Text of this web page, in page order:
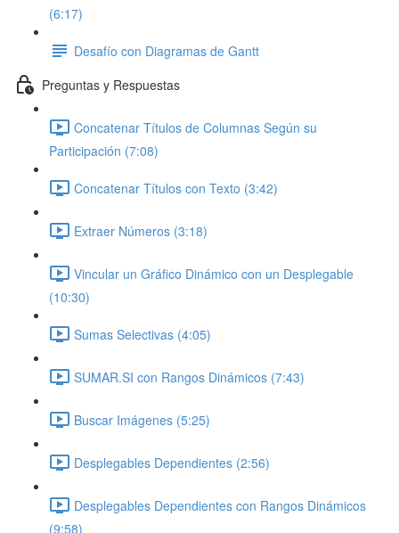
(6:17)
Desafío con Diagramas de Gantt
Preguntas y Respuestas
Concatenar Títulos de Columnas Según su
Participación (7:08)
Concatenar Títulos con Texto (3:42)
Extraer Números (3:18)
Vincular un Gráfico Dinámico con un Desplegable
(10:30)
Sumas Selectivas (4:05)
SUMAR.SI con Rangos Dinámicos (7:43)
Buscar Imágenes (5:25)
Desplegables Dependientes (2:56)
Desplegables Dependientes con Rangos Dinámicos
(9:58)